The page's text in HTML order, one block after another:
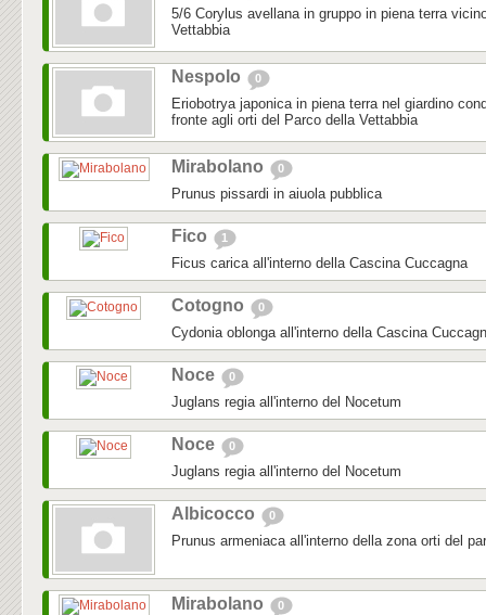
5/6 Corylus avellana in gruppo in piena terra
Vettabbia
Nespolo 0
Eriobotrya japonica in piena terra nel giardino
fronte agli orti del Parco della Vettabbia
Mirabolano 0
Prunus pissardi in aiuola pubblica
Fico 1
Ficus carica all'interno della Cascina Cuccagna
Cotogno 0
Cydonia oblonga all'interno della Cascina
Noce 0
Juglans regia all'interno del Nocetum
Noce 0
Juglans regia all'interno del Nocetum
Albicocco 0
Prunus armeniaca all'interno della zona orti del
Mirabolano 0